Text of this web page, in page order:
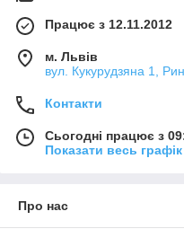
Працює з 12.11.2012
м. Львів
вул. Кукурудзяна 1,
Контакти
Сьогодні працює з
Показати весь
Про нас